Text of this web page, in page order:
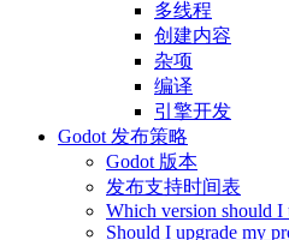
多线程
创建内容
杂项
编译
引擎开发
Godot 发布策略
Godot 版本
发布支持时间表
Which version should I
Should I upgrade my